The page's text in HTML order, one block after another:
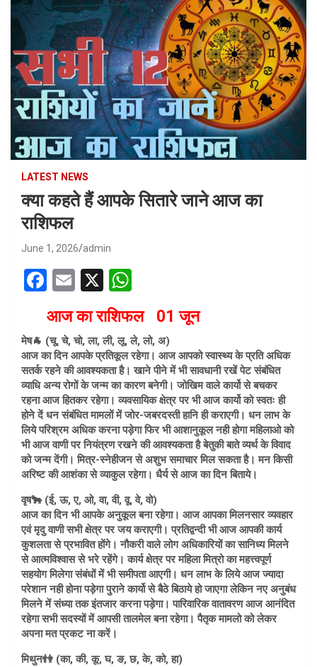
LATEST NEWS
क्या कहते हैं आपके सितारे जाने आज का
राशिफल
June 1, 2026 admin
F
ce
b
o
o
k
E
ail
X
at
s
A
p
p
आज का राशिफल 01 जून
मेष🐐 (चू, चे, चो, ला, ली, लू, ले, लो, अ)
आज का दिन आपके प्रतिकूल रहेगा। आज आपको स्वास्थ्य के प्रति अधिक
सतर्क रहने की आवश्यकता है। खाने पीने में भी सावधानी रखें पेट संबंधित
व्याधि अन्य रोगों के जन्म का कारण बनेगी। जोखिम वाले कार्यो से बचकर
रहना आज हितकर रहेगा। व्यवसायिक क्षेत्र पर भी आज कार्यो को स्वतः ही
होने दें धन संबंधित मामलों में जोर-जबरदस्ती हानि ही कराएगी। धन लाभ के
लिये परिश्रम अधिक करना पड़ेगा फिर भी आशानुकूल नही होगा महिलाओ को
भी आज वाणी पर नियंत्रण रखने की आवश्यकता है बेतुकी बाते व्यर्थ के विवाद
को जन्म देंगी। मित्र-स्नेहीजन से अशुभ समाचार मिल सकता है। मन किसी
अरिष्ट की आशंका से व्याकुल रहेगा। धैर्य से आज का दिन बिताये।
वृष🐂 (ई, ऊ, ए, ओ, वा, वी, वू, वे, वो)
आज का दिन भी आपके अनुकूल बना रहेगा। आज आपका मिलनसार व्यवहार
एवं मृदु वाणी सभी क्षेत्र पर जय कराएगी। प्रतिद्वन्दी भी आज आपकी कार्य
कुशलता से प्रभावित होंगे। नौकरी वाले लोग अधिकारियों का सानिध्य मिलने
से आत्मविश्वास से भरे रहेंगे। कार्य क्षेत्र पर महिला मित्रो का महत्त्वपूर्ण
सहयोग मिलेगा संबंधों में भी समीपता आएगी। धन लाभ के लिये आज ज्यादा
परेशान नही होना पड़ेगा पुराने कार्यो से बैठे बिठाये हो जाएगा लेकिन नए अनुबंध
मिलने में संध्या तक इंतजार करना पड़ेगा। पारिवारिक वातावरण आज आनंदित
रहेगा सभी सदस्यों में आपसी तालमेल बना रहेगा। पैतृक मामलो को लेकर
अपना मत प्रकट ना करें।
मिथुन👫 (का, की, कू, घ, ङ, छ, के, को, हा)